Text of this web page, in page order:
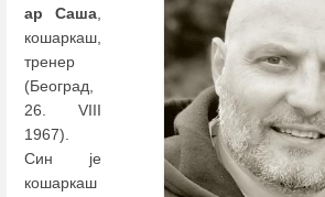
ар Саша,
кошаркаш,
тренер
(Београд,
26. VIII
1967).
Син је
кошаркаш